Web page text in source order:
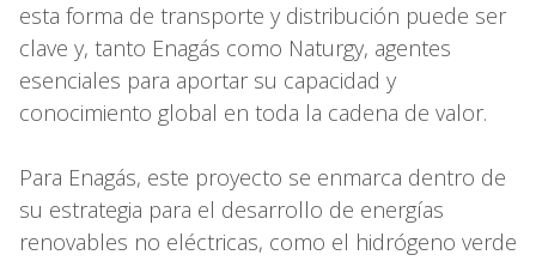
esta forma de transporte y distribución puede ser
clave y, tanto Enagás como Naturgy, agentes
esenciales para aportar su capacidad y
conocimiento global en toda la cadena de valor.
Para Enagás, este proyecto se enmarca dentro de
su estrategia para el desarrollo de energías
renovables no eléctricas, como el hidrógeno verde